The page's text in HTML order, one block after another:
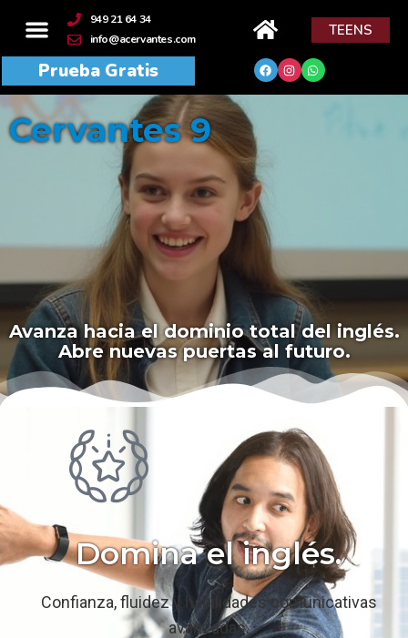
949 21 64 34
info@acervantes.com
TEENS
Prueba Gratis
Cervantes 9
Avanza hacia el dominio total del inglés.
Abre nuevas puertas al futuro.
Domina el inglés.
Confianza, fluidez y habilidades comunicativas
avanzadas.